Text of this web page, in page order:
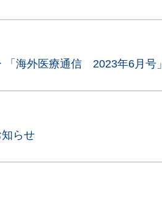
「海外医療通信 2023年6月号」
らせ